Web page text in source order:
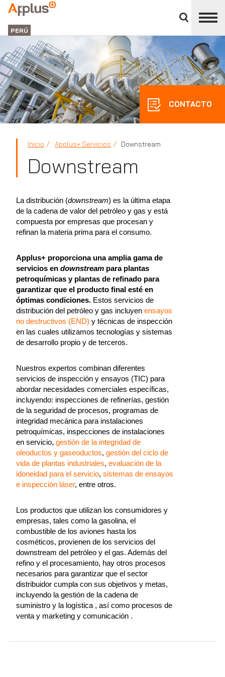
panel
Applus+
GROUP
PERÚ
CONTACTO
Inicio Applus+ Servicios Downstream
Downstream
La distribución (downstream) es la última etapa
de la cadena de valor del petróleo y gas y está
compuesta por empresas que procesan y
refinan la materia prima para el consumo.
Applus+ proporciona una amplia gama de
servicios en downstream para plantas
petroquímicas y plantas de refinado para
garantizar que el producto final esté en
óptimas condiciones. Estos servicios de
distribución del petróleo y gas incluyen ensayos
no destructivos (END) y técnicas de inspección
en las cuales utilizamos tecnologías y sistemas
de desarrollo propio y de terceros.
Nuestros expertos combinan diferentes
servicios de inspección y ensayos (TIC) para
abordar necesidades comerciales específicas,
incluyendo: inspecciones de refinerías, gestión
de la seguridad de procesos, programas de
integridad mecánica para instalaciones
petroquímicas, inspecciones de instalaciones
en servicio, gestión de la integridad de
oleoductos y gaseoductos, gestión del ciclo de
vida de plantas industriales, evaluación de la
idoneidad para el servicio, sistemas de ensayos
e inspección láser, entre otros.
Los productos que utilizan los consumidores y
empresas, tales como la gasolina, el
combustible de los aviones hasta los
cosméticos, provienen de los servicios del
downstream del petróleo y el gas. Además del
refino y el procesamiento, hay otros procesos
necesarios para garantizar que el sector
distribuidor cumpla con sus objetivos y metas,
incluyendo la gestión de la cadena de
suministro y la logística , así como procesos de
venta y marketing y comunicación .